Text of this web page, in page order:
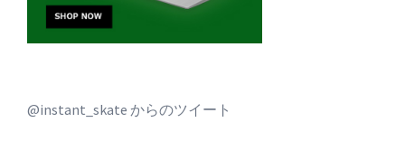
@instant_skate からのツイート